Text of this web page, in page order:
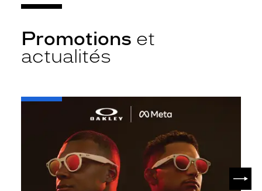
Promotions et
actualités
-